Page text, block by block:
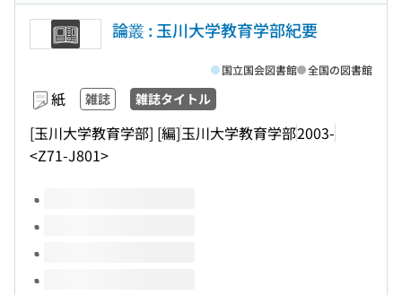
論叢 : 玉川大学教育学部紀要
紙 雑誌 雑誌タイトル
[玉川大学教育学部] [編]玉川大学教育学部2003-
<Z71-J801>
国立国会図書館 全国の図書館
このタイトルの巻号